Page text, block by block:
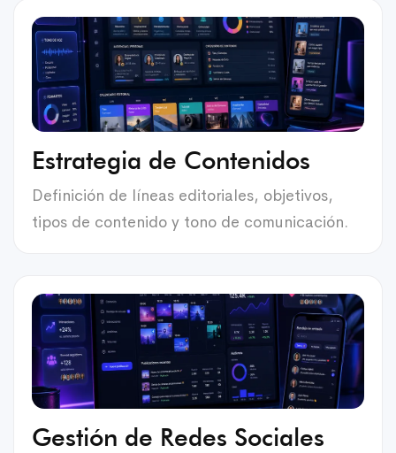
Estrategia de Contenidos
Definición de líneas editoriales, objetivos,
tipos de contenido y tono de comunicación.
Gestión de Redes Sociales